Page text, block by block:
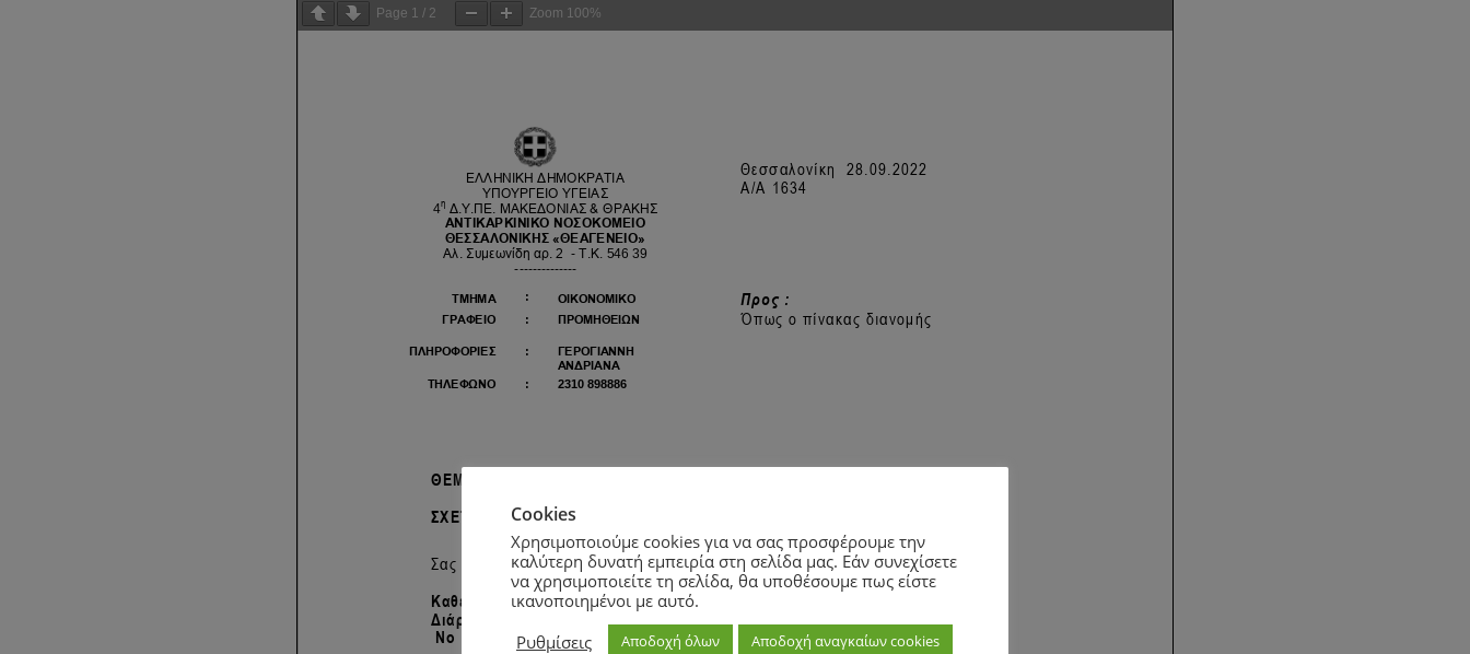
Page 1 / 2 Zoom 100%
Cookies
Χρησιμοποιούμε cookies για να σας προσφέρουμε την
καλύτερη δυνατή εμπειρία στη σελίδα μας. Εάν συνεχίσετε
να χρησιμοποιείτε τη σελίδα, θα υποθέσουμε πως είστε
ικανοποιημένοι με αυτό.
Ρυθμίσεις
Αποδοχή όλων Αποδοχή αναγκαίων cookies